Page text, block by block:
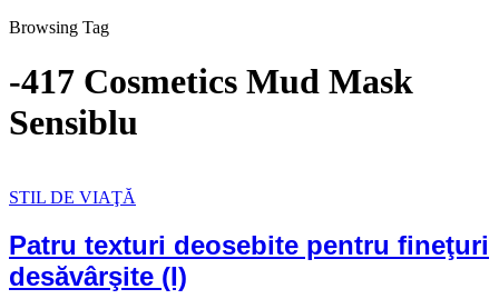
Browsing Tag
-417 Cosmetics Mud Mask
Sensiblu
STIL DE VIAŢĂ
Patru texturi deosebite pentru fineţuri
desăvârşite (I)